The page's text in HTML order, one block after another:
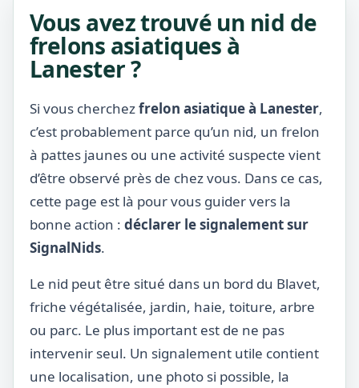
Vous avez trouvé un nid de
frelons asiatiques à
Lanester ?
Si vous cherchezfrelon asiatique à Lanester,
c’est probablement parce qu’un nid, un frelon
à pattes jaunes ou une activité suspecte vient
d’être observé près de chez vous. Dans ce cas,
cette page est là pour vous guider vers la
bonne action : déclarer le signalement sur
SignalNids.
Le nid peut être situé dans un bord du Blavet,
friche végétalisée, jardin, haie, toiture, arbre
ou parc. Le plus important est de ne pas
intervenir seul. Un signalement utile contient
une localisation, une photo si possible, la